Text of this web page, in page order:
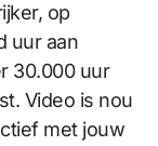
op
uur aan
30.000 uur
Video is nou
met jouw